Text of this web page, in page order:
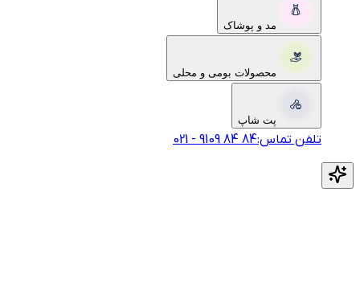
مد و پوشاک
محصولات بومی و محلی
پت شاپ
تلفن تماس: 021-‎9109‎ ‎84‎ ‎84‎